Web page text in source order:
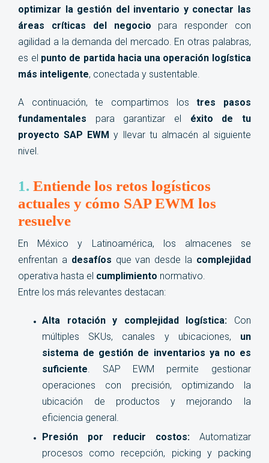
optimizar la gestión del inventario y conectar las
áreas críticas del negocio para responder con
agilidad a la demanda del mercado. En otras palabras,
es el punto de partida hacia una operación logística
más inteligente, conectada y sustentable.
A continuación, te compartimos lostres pasos
fundamentales para garantizar el éxito de tu
proyecto SAP EWM y llevar tu almacén al siguiente
nivel.
1. Entiende los retos logísticos
actuales y cómo SAP EWM los
resuelve
En México y Latinoamérica, los almacenes se
enfrentan a desafíos que van desde la complejidad
operativa hasta el cumplimiento normativo.
Entre los más relevantes destacan:
Alta rotación y complejidad logística: Con
múltiples SKUs, canales y ubicaciones, un
sistema de gestión de inventarios ya no es
suficiente. SAP EWM permite gestionar
operaciones con precisión, optimizando la
ubicación de productos y mejorando la
eficiencia general.
Presión por reducir costos:Automatizar
procesos como recepción, picking y packing